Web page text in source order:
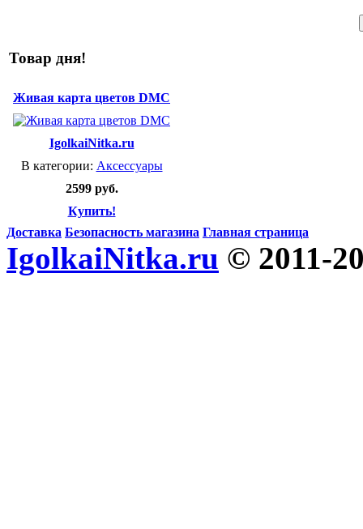
Товар дня!
Живая карта цветов DMC
IgolkaiNitka.ru
В категории: Аксессуары
2599 руб.
Купить!
Доставка Безопасность магазина Главная страница
IgolkaiNitka.ru © 2011-